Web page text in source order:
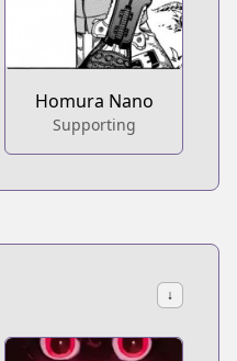
Homura Nano
Supporting
↓